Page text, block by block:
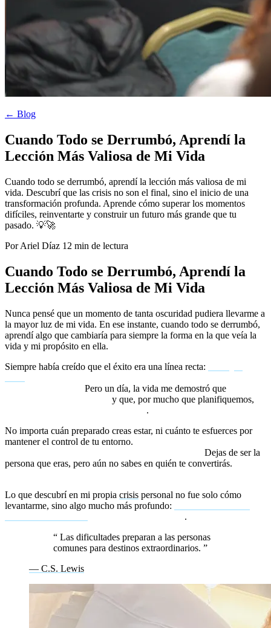
← Blog
Cuando Todo se Derrumbó, Aprendí la
Lección Más Valiosa de Mi Vida
Cuando todo se derrumbó, aprendí la lección más valiosa de mi
vida. Descubrí que las crisis no son el final, sino el inicio de una
transformación profunda. Aprende cómo superar los momentos
difíciles, reinventarte y construir un futuro más grande que tu
pasado. 💡🚀
Por Ariel Díaz 12 min de lectura
Cuando Todo se Derrumbó, Aprendí la
Lección Más Valiosa de Mi Vida
Nunca pensé que un momento de tanta oscuridad pudiera llevarme a
la mayor luz de mi vida. En ese instante, cuando todo se derrumbó,
aprendí algo que cambiaría para siempre la forma en la que veía la
vida y mi propósito en ella.
Siempre había creído que el éxito era una línea recta:
Pero un día, la vida me demostró que
y que, por mucho que planifiquemos,
.
No importa cuán preparado creas estar, ni cuánto te esfuerces por
mantener el control de tu entorno.
Dejas de ser la
persona que eras, pero aún no sabes en quién te convertirás.
Lo que descubrí en mi propia crisis personal no fue solo cómo
levantarme, sino algo mucho más profundo:
.
“ Las dificultades preparan a las personas
comunes para destinos extraordinarios. ”
— C.S. Lewis